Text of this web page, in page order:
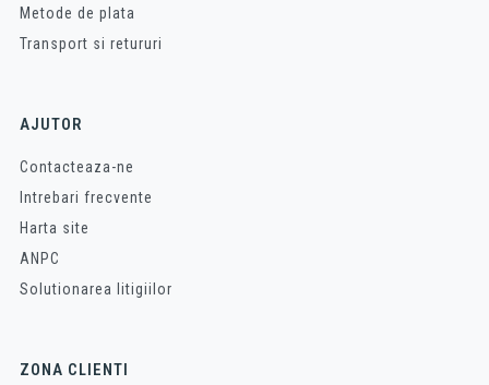
Metode de plata
Transport si retururi
AJUTOR
Contacteaza-ne
Intrebari frecvente
Harta site
ANPC
Solutionarea litigiilor
ZONA CLIENTI